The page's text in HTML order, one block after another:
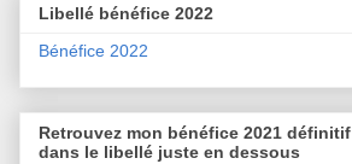
Libellé bénéfice 2022
Bénéfice 2022
Retrouvez mon bénéfice 2021 définitif
dans le libellé juste en dessous